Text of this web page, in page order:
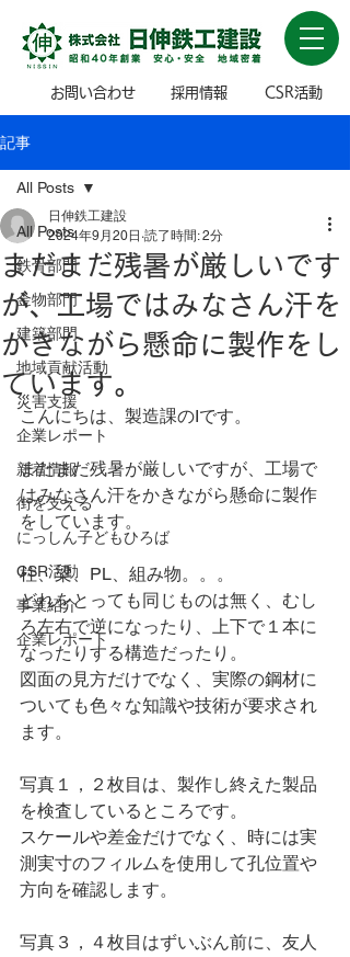
お問い合わせ 採用情報 CSR活動
記事
All Posts
鉄骨部門
金物部門
建築部門
地域貢献活動
災害支援
企業レポート
新着情報
街を支える
にっしん子どもひろば
CSR活動
事業紹介
企業レポート
All Posts
まだまだ残暑が厳しいです
が、工場ではみなさん汗を
かきながら懸命に製作をし
ています。
日伸鉄工建設
2024年9月20日 読了時間: 2分
こんにちは、製造課のIです。
まだまだ残暑が厳しいですが、工場で
はみなさん汗をかきながら懸命に製作
をしています。
柱、梁、PL、組み物。。。
どれをとっても同じものは無く、むし
ろ左右で逆になったり、上下で１本に
なったりする構造だったり。
図面の見方だけでなく、実際の鋼材に
ついても色々な知識や技術が要求され
ます。
写真１，２枚目は、製作し終えた製品
を検査しているところです。
スケールや差金だけでなく、時には実
測実寸のフィルムを使用して孔位置や
方向を確認します。
写真３，４枚目はずいぶん前に、友人